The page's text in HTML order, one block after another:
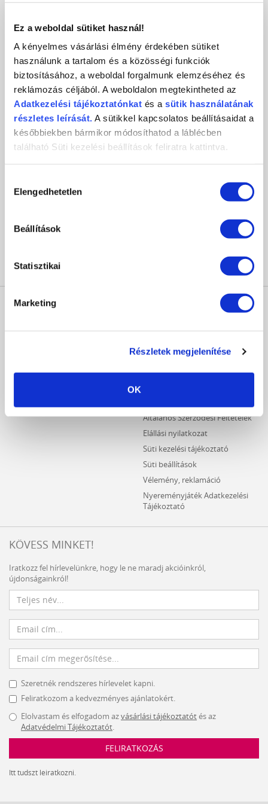
Ez a weboldal sütiket használ!
A kényelmes vásárlási élmény érdekében sütiket
használunk a tartalom és a közösségi funkciók
biztosításához, a weboldal forgalmunk elemzéséhez és
reklámozás céljából. A weboldalon megtekintheted az
Adatkezelési tájékoztatónkat és a sütik használatának
részletes leírását. A sütikkel kapcsolatos beállításaidat a
későbbiekben bármikor módosíthatod a láblécben
található Süti kezelési beállítások feliratra kattintva.
kiválasztása
Elengedhetetlen
Beállítások
Statisztikai
Marketing
Részletek megjelenítése
OK
Crystal
Nails
CosmoPro
Kft.
Crystal Nails
CosmoPro Kft.
1085
Hungary
+36 1 / 334 1924
ugyfelszolgalat@crystalnails.hu
MŰKÖRÖM
WEBÁRUHÁZ
Vásárlói információk
Fizetési információk
Általános Szerződési Feltételek
Elállási nyilatkozat
Süti kezelési tájékoztató
Süti beállítások
Vélemény, reklamáció
Nyereményjáték Adatkezelési
Tájékoztató
KÖVESS MINKET!
Iratkozz fel hírlevelünkre, hogy le ne maradj akcióinkról,
újdonságainkról!
Szeretnék rendszeres hírlevelet kapni.
Feliratkozom a kedvezményes ajánlatokért.
Elolvastam és elfogadom azvásárlási tájékoztatótés az
Adatvédelmi Tájékoztatót.
FELIRATKOZÁS
Itt tudszt leiratkozni.